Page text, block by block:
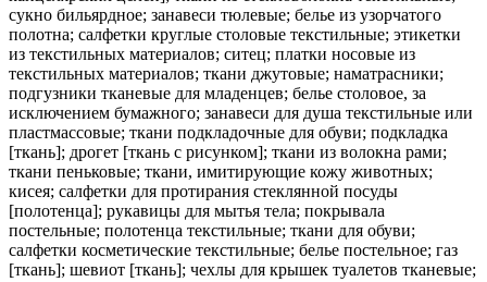
сукно бильярдное; занавеси тюлевые; белье из узорчатого
полотна; салфетки круглые столовые текстильные; этикетки
из текстильных материалов; ситец; платки носовые из
текстильных материалов; ткани джутовые; наматрасники;
подгузники тканевые для младенцев; белье столовое, за
исключением бумажного; занавеси для душа текстильные или
пластмассовые; ткани подкладочные для обуви; подкладка
[ткань]; дрогет [ткань с рисунком]; ткани из волокна рами;
ткани пеньковые; ткани, имитирующие кожу животных;
кисея; салфетки для протирания стеклянной посуды
[полотенца]; рукавицы для мытья тела; покрывала
постельные; полотенца текстильные; ткани для обуви;
салфетки косметические текстильные; белье постельное; газ
[ткань]; шевиот [ткань]; чехлы для крышек туалетов тканевые;